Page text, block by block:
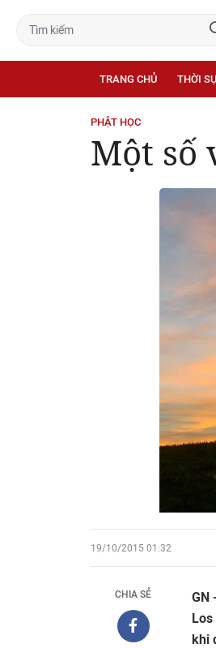
TRANG CHỦ THỜI
PHẬT HỌC
Một số
19/10/2015 01:32
CHIA SẺ
GN
khi